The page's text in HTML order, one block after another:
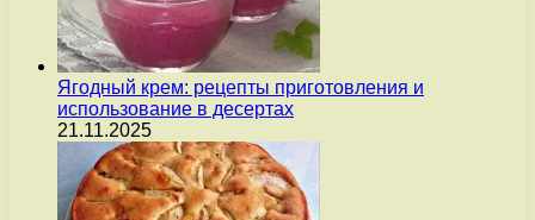
Ягодный крем: рецепты приготовления и
использование в десертах
21.11.2025